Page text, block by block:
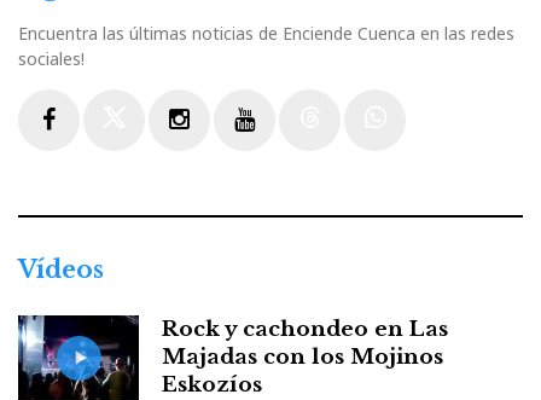
Encuentra las últimas noticias de Enciende Cuenca en las redes
sociales!
Vídeos
Rock y cachondeo en Las
Majadas con los Mojinos
Eskozíos